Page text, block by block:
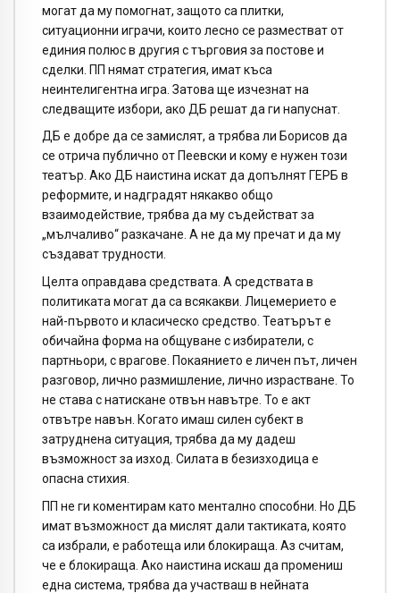
могат да му помогнат, защото са плитки,
ситуационни играчи, които лесно се разместват от
единия полюс в другия с търговия за постове и
сделки. ПП нямат стратегия, имат къса
неинтелигентна игра. Затова ще изчезнат на
следващите избори, ако ДБ решат да ги напуснат.
ДБ е добре да се замислят, а трябва ли Борисов да
се отрича публично от Пеевски и кому е нужен този
театър. Ако ДБ наистина искат да допълнят ГЕРБ в
реформите, и надградят някакво общо
взаимодействие, трябва да му съдействат за
„мълчаливо“ разкачане. А не да му пречат и да му
създават трудности.
Целта оправдава средствата. А средствата в
политиката могат да са всякакви. Лицемерието е
най-първото и класическо средство. Театърът е
обичайна форма на общуване с избиратели, с
партньори, с врагове. Покаянието е личен път, личен
разговор, лично размишление, лично израстване. То
не става с натискане отвън навътре. То е акт
отвътре навън. Когато имаш силен субект в
затруднена ситуация, трябва да му дадеш
възможност за изход. Силата в безизходица е
опасна стихия.
ПП не ги коментирам като ментално способни. Но ДБ
имат възможност да мислят дали тактиката, която
са избрали, е работеща или блокираща. Аз считам,
че е блокираща. Ако наистина искаш да промениш
една система, трябва да участваш в нейната